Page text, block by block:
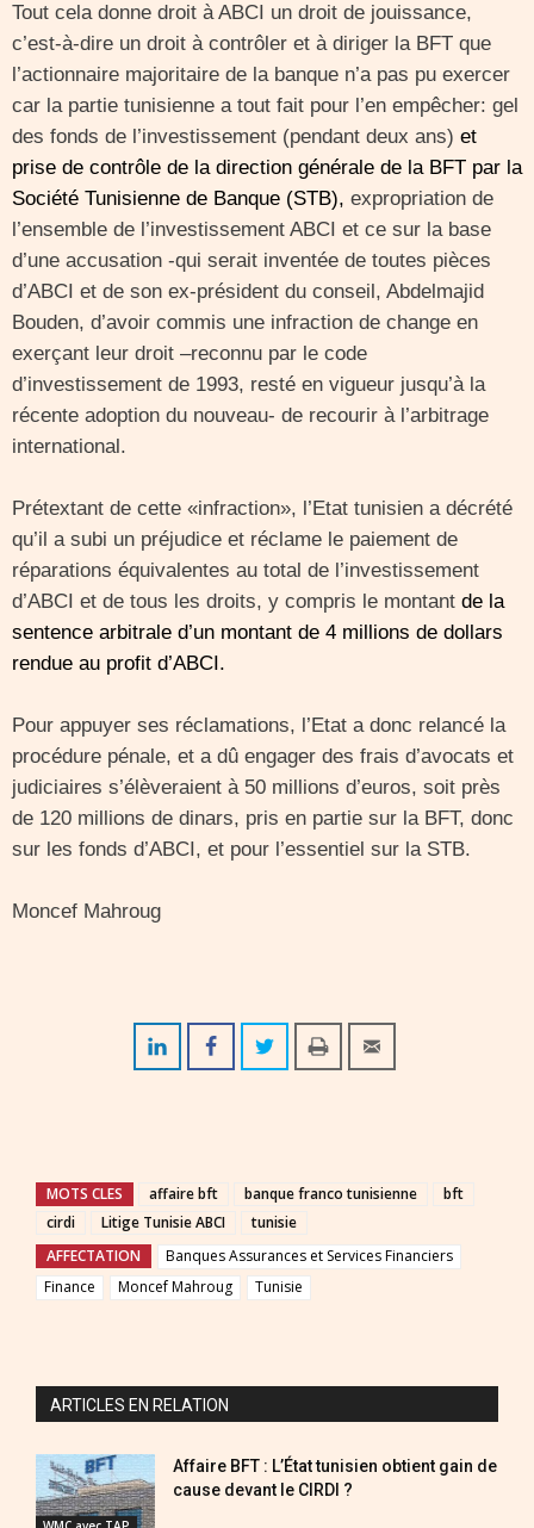
Tout cela donne droit à ABCI un droit de jouissance,
c’est-à-dire un droit à contrôler et à diriger la BFT que
l’actionnaire majoritaire de la banque n’a pas pu exercer
car la partie tunisienne a tout fait pour l’en empêcher: gel
des fonds de l’investissement (pendant deux ans) et
prise de contrôle de la direction générale de la BFT par la
Société Tunisienne de Banque (STB), expropriation de
l’ensemble de l’investissement ABCI et ce sur la base
d’une accusation -qui serait inventée de toutes pièces
d’ABCI et de son ex-président du conseil, Abdelmajid
Bouden, d’avoir commis une infraction de change en
exerçant leur droit –reconnu par le code
d’investissement de 1993, resté en vigueur jusqu’à la
récente adoption du nouveau- de recourir à l’arbitrage
international.
Prétextant de cette «infraction», l’Etat tunisien a décrété
qu’il a subi un préjudice et réclame le paiement de
réparations équivalentes au total de l’investissement
d’ABCI et de tous les droits, y compris le montant de la
sentence arbitrale d’un montant de 4 millions de dollars
rendue au profit d’ABCI.
Pour appuyer ses réclamations, l’Etat a donc relancé la
procédure pénale, et a dû engager des frais d’avocats et
judiciaires s’élèveraient à 50 millions d’euros, soit près
de 120 millions de dinars, pris en partie sur la BFT, donc
sur les fonds d’ABCI, et pour l’essentiel sur la STB.
Moncef Mahroug
MOTS CLES affaire bft banque franco tunisienne
bft
cirdi
Litige Tunisie ABCI
tunisie
AFFECTATION
Banques Assurances et Services Financiers
Finance
Moncef Mahroug Tunisie
ARTICLES EN RELATION
Affaire BFT : L’État tunisien obtient gain de
cause devant le CIRDI ?